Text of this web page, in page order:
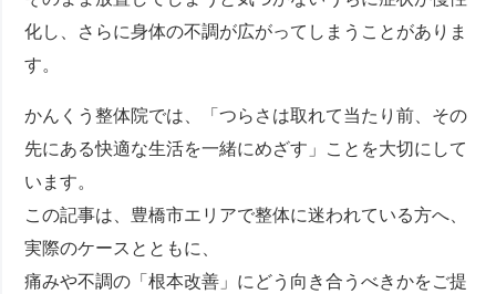
化し、さらに身体の不調が広がってしまうことがありま
す。
かんくう整体院では、「つらさは取れて当たり前、その
先にある快適な生活を一緒にめざす」ことを大切にして
います。
この記事は、豊橋市エリアで整体に迷われている方へ、
実際のケースとともに、
痛みや不調の「根本改善」にどう向き合うべきかをご提